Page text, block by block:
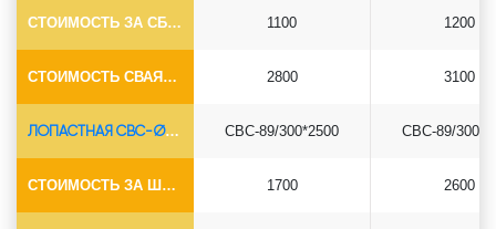
СТОИМОСТЬ ЗА СБОРКУ
СТОИМОСТЬ СВАЯ+СБОРКА (БЕЗ ОГОЛОВКА)
1100
2800
1200
3100
ЛОПАСТНАЯ СВС-Ø89*6.5
СТОИМОСТЬ ЗА ШТУКУ
СВС-89/300*2500
1700
СВС-89/
2600